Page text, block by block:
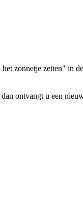
zonnetje zetten" in
ontvangt u een